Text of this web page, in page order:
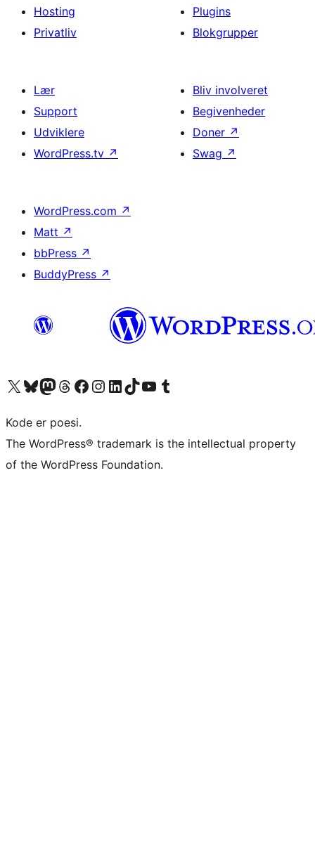
Hosting
Privatliv
Plugins
Blokgrupper
Lær
Support
Udviklere
WordPress.tv ↗
Bliv involveret
Begivenheder
Doner ↗
Swag ↗
WordPress.com ↗
Matt ↗
bbPress ↗
BuddyPress ↗
Besøg vores X (tidligere Twitter) konto
Besøg vores Bluesky-konto
Besøg vores Mastodon konto
Besøg vores Threads-konto
Besøg vores Facebook sideBesøg vores Instagram konto
Besøg vores LinkedIn konto
Besøg vores TikTok-konto
Besøg vores YouTube-kanalBesøg vores Tumblr-konto
Kode er poesi.
The WordPress® trademark is the intellectual property
of the WordPress Foundation.